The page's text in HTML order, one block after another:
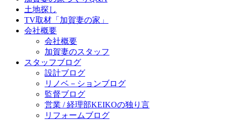
土地探し
TV取材「加賀妻の家」
会社概要
会社概要
加賀妻のスタッフ
スタッフブログ
設計ブログ
リノベ－ションブログ
監督ブログ
営業 / 経理部KEIKOの独り言
リフォームブログ